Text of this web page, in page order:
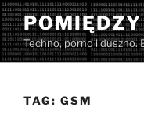
Przejdź
do
treściTechno, porno i duszno.
TAG: GSM